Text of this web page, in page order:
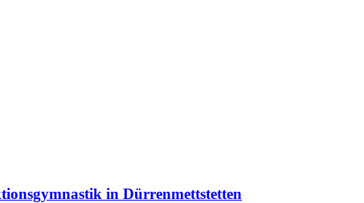
in Dürrenmettstetten